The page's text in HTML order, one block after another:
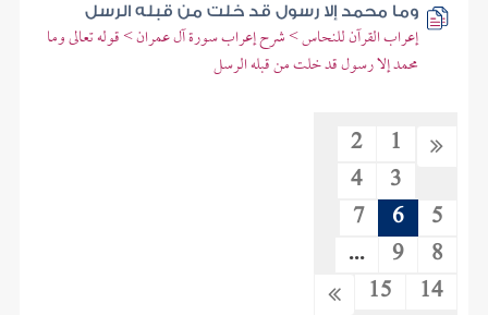
وما محمد إلا رسول قد خلت من قبله الرسل
إعراب القرآن للنحاس > شرح إعراب سورة آل عمران > قوله تعالى وما
محمد إلا رسول قد خلت من قبله الرسل
1
2
3
4
5
6
7
8
9
...
14
15